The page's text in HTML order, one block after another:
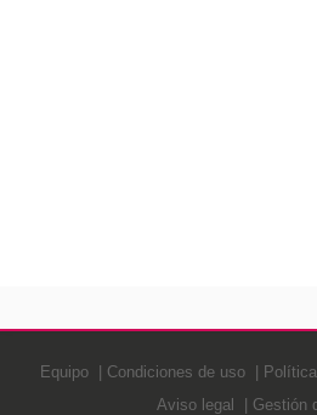
Equipo Condiciones de uso
Aviso legal
Gestión